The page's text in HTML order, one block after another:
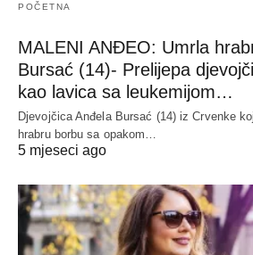
POČETNA
MALENI ANĐEO: Umrla
Bursać (14)- Prelijepa
kao lavica sa leukemijom…
Djevojčica Anđela Bursać (14) iz Crvenke
hrabru borbu sa opakom…
5 mjeseci ago